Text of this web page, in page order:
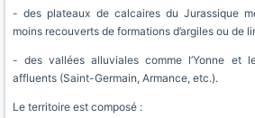
- des plateaux de calcaires du Jurassique
moins recouverts de formations d’argiles ou de
- des vallées alluviales comme l’Yonne et
affluents (Saint-Germain, Armance, etc.).
Le territoire est composé :